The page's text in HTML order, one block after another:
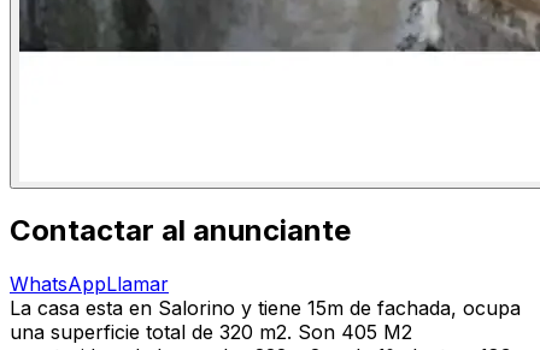
Contactar al anunciante
WhatsAppLlamar
La casa esta en Salorino y tiene 15m de fachada, ocupa
una superficie total de 320 m2. Son 405 M2